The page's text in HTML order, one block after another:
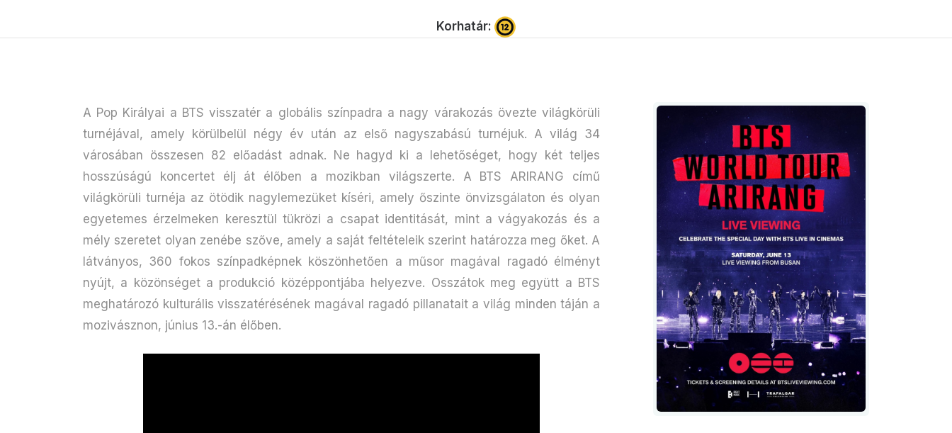
Korhatár:
A Pop Királyai a BTS visszatér a globális színpadra a nagy várakozás övezte világkörüli
turnéjával, amely körülbelül négy év után az első nagyszabású turnéjuk. A világ 34
városában összesen 82 előadást adnak. Ne hagyd ki a lehetőséget, hogy két teljes
hosszúságú koncertet élj át élőben a mozikban világszerte. A BTS ARIRANG című
világkörüli turnéja az ötödik nagylemezüket kíséri, amely őszinte önvizsgálaton és olyan
egyetemes érzelmeken keresztül tükrözi a csapat identitását, mint a vágyakozás és a
mély szeretet olyan zenébe szőve, amely a saját feltételeik szerint határozza meg őket. A
látványos, 360 fokos színpadképnek köszönhetően a műsor magával ragadó élményt
nyújt, a közönséget a produkció középpontjába helyezve. Osszátok meg együtt a BTS
meghatározó kulturális visszatérésének magával ragadó pillanatait a világ minden táján a
mozivásznon, június 13.-án élőben.